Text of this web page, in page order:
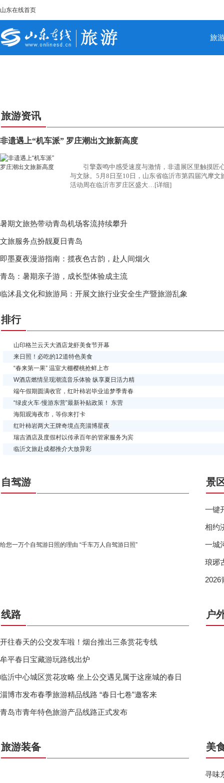
山东在线首页
旅
旅游资讯
非遗遇上“机车派” 罗庄潮出文旅新高度
引擎轰鸣中感受速度与激情，非遗展区里触摸匠
与文脉。5月8日至10日，山东省临沂市第四届汽摩文
活动周在临沂市罗庄区盛大…[详细]
暑期文旅热带动青岛机场客流持续攀升
文旅服务点扮靓夏日青岛
即墨夏夜漫游指南：揽夜色古韵，赴人间烟火
青岛：暑期亲子游，成长型体验成主流
临沭县文化和旅游局：开展文旅行业安全生产暨旅游乱象
排行
山印格兰云天大酒店龙虾美食节开幕
来日照！必吃的12道特色美食
“春来第一果” 温室大棚樱桃抢鲜上市
W酒店燃情呈现潮流音乐体验 纵享夏日活力精
端午假期圆满收官，红叶柿岩毕业追梦季青春
“绿皮火车·慢游东营”最新补贴政策！ 东营
海阳观海夜市，等你来打卡
红叶柿岩两大王牌奇境点亮淄博星夜
瑞吉酒店及度假村以传承百年的管家服务为宾
临沂文旅赴成都推介大放异彩
自驾游
给您一万个自驾游日照的理由 “千车万人自驾游日照”
景
一键
相约
一城
琅琊
2026
线路
开往春天的公交发车啦！烟台推出三条赏花专线
牟平春日宝藏游玩路线出炉
临沂中心城区赏花攻略 坐上公交遇见属于这座城的春日
淄博市发布春季旅游精品线路 “春日七卷”邀客来
青岛市青年特色旅游产品线路正式发布
户
旅游装备 美
寻味